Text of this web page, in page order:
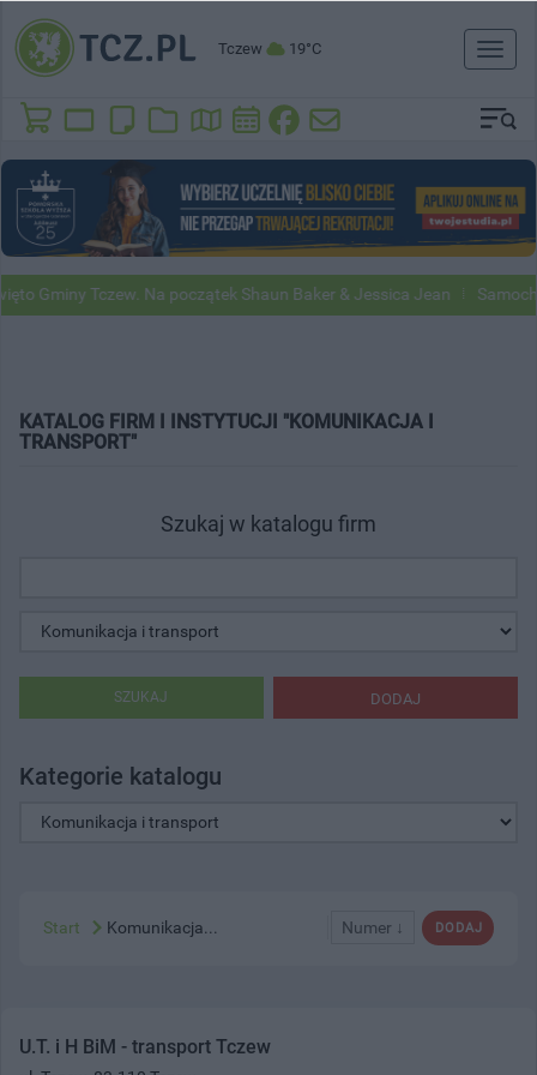
Tczew 19°C
Toggle
Gminy Tczew. Na początek Shaun Baker & Jessica Jean
KATALOG FIRM I INSTYTUCJI "KOMUNIKACJA I
TRANSPORT"
Szukaj w katalogu firm
DODAJ
SZUKAJ
Kategorie katalogu
DODAJ
Numer ↓
Start Komunikacja...
U.T. i H BiM - transport Tczew